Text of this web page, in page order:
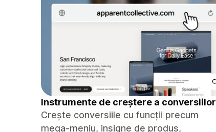
Instrumente de creștere a conversiilor
Crește conversiile cu funcții precum
mega-meniu, insigne de produs,